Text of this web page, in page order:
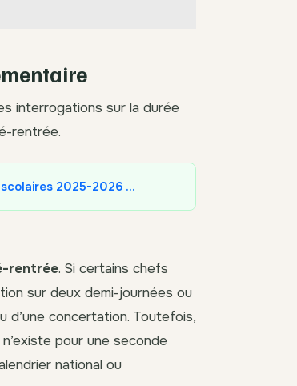
interrogations sur la durée
rentrée.
2025-2026 …
rentrée. Si certains chefs
sur deux demi-journées ou
d’une concertation. Toutefois,
pour une seconde
national ou